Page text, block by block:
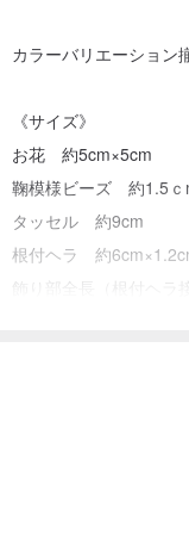
カラーバリエーション
《サイズ》
お花 約5cm×5cm
鞠模様ビーズ 約1.5ｃ
タッセル 約9cm
根付ヘラ 約
飾り部全長（根付ヘ